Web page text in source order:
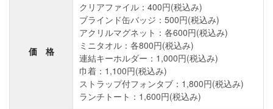
価 格
クリアファイル：400円(税込み)
ブラインド缶バッジ：500円(税込み)
アクリルマグネット：各600円(税込み)
ミニタオル：各800円(税込み)
連結キーホルダー：1,000円(税込み)
巾着：1,100円(税込み)
ストラップ付フォンタブ：1,800円(税込み)
ランチトート：1,600円(税込み)